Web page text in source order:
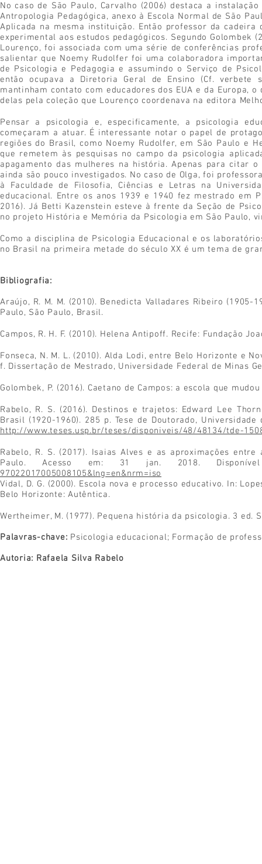
No caso de São Paulo, Carvalho (2006) destaca a
Antropologia Pedagógica, anexo à Escola Normal de São
Aplicada na mesma instituição. Então professor da
experimental aos estudos pedagógicos. Segundo
Lourenço, foi associada com uma série de conferências
salientar que Noemy Rudolfer foi uma colaboradora
de Psicologia e Pedagogia e assumindo o Serviço de
então ocupava a Diretoria Geral de Ensino (Cf. verbete
mantinham contato com educadores dos EUA e da Europa,
delas pela coleção que Lourenço coordenava na editora
Pensar a psicologia e, especificamente, a psicologia
começaram a atuar. É interessante notar o papel de
regiões do Brasil, como Noemy Rudolfer, em São Paulo e
que remetem às pesquisas no campo da psicologia
apagamento das mulheres na história. Apenas para citar
ainda são pouco investigados. No caso de Olga, foi
à Faculdade de Filosofia, Ciências e Letras na
educacional. Entre os anos 1939 e 1940 fez mestrado em
2016). Já Betti Kazenstein esteve à frente da Seção de
no projeto História e Memória da Psicologia em São Paulo,
Como a disciplina de Psicologia Educacional e os
no Brasil na primeira metade do século XX é um tema de
Bibliografia:
Araújo, R. M. M. (2010). Benedicta Valladares Ribeiro
Paulo, São Paulo, Brasil.
Campos, R. H. F. (2010). Helena Antipoff. Recife: Fundação
Fonseca, N. M. L. (2010). Alda Lodi, entre Belo Horizonte e
f. Dissertação de Mestrado, Universidade Federal de Minas
Golombek, P. (2016). Caetano de Campos: a escola que
Rabelo, R. S. (2016). Destinos e trajetos: Edward Lee
Brasil (1920-1960). 285 p. Tese de Doutorado,
http://www.teses.usp.br/teses/disponiveis/48/48134/tde-
Rabelo, R. S. (2017). Isaias Alves e as aproximações
Paulo. Acesso em: 31 jan. 2018.
97022017005008105&lng=en&nrm=iso
Vidal, D. G. (2000). Escola nova e processo educativo. In:
Belo Horizonte: Autêntica.
Wertheimer, M. (1977). Pequena história da psicologia. 3 ed.
Palavras-chave: Psicologia educacional; Formação de
Autoria: Rafaela Silva Rabelo